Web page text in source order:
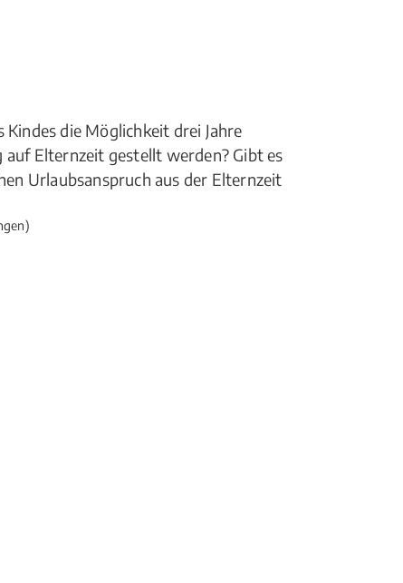
die Möglichkeit drei Jahre
Elternzeit gestellt werden? Gibt es
Urlaubsanspruch aus der Elternzeit